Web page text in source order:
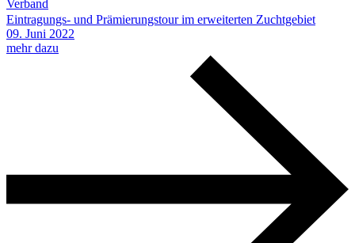
Verband
Eintragungs- und Prämierungstour im erweiterten Zuchtgebiet
09. Juni 2022
mehr dazu